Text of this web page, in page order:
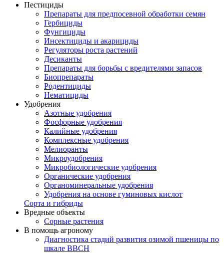
Пестициды
Препараты для предпосевной обработки семян
Гербициды
Фунгициды
Инсектициды и акарициды
Регуляторы роста растений
Десиканты
Препараты для борьбы с вредителями запасов
Биопрепараты
Родентициды
Нематициды
Удобрения
Азотные удобрения
Фосфорные удобрения
Калийные удобрения
Комплексные удобрения
Мелиоранты
Микроудобрения
Микробиологические удобрения
Органические удобрения
Органоминеральные удобрения
Удобрения на основе гуминовых кислот
Сорта и гибриды
Вредные объекты
Сорные растения
В помощь агроному
Диагностика стадий развития озимой пшеницы по
шкале ВВСН